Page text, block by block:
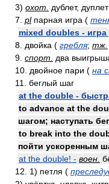
3) охот.
дублет, дуплет
7. plпарная игра (
mixed doubles -
8. двойка ( гребля; тж.
9. спорт. два
10. двойное пари ( на
11. беглый шаг
at the double -
to advance at the
шагом; наступать
to break into the
пойти ускоренным
at the double! - воен.
12. 1) петля (